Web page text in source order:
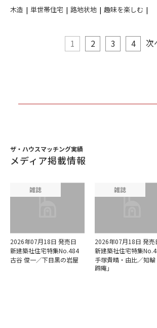
木造
単世帯住宅 路地状地 趣味を楽しむ
1 2 3 4 次
ザ・ハウスマッチング実績
メディア掲載情報
雑誌
2026年07月18日 発売日
新建築社住宅特集No.484
古谷 俊一／下目黒の岩屋
雑誌
2026年07月18日 発売
新建築社住宅特集
手塚貴晴・由比／知
蹄庵」